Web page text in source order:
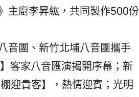
主廚李昇紘，共同製作500份
音團、新竹北埔八音團攜手
客家八音匯演揭開序幕；新
迎貴客】，熱情迎賓；光明